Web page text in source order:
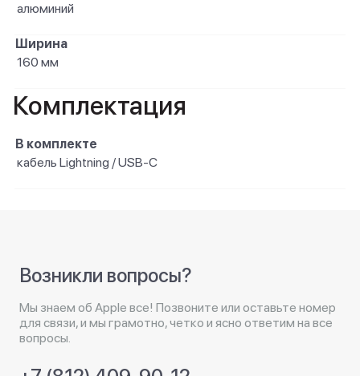
алюминий
Ширина
160 мм
Комплектация
В комплекте
кабель Lightning / USB-C
Возникли вопросы?
Мы знаем об Apple все! Позвоните или оставьте номер
для связи, и мы грамотно, четко и ясно ответим на все
вопросы.